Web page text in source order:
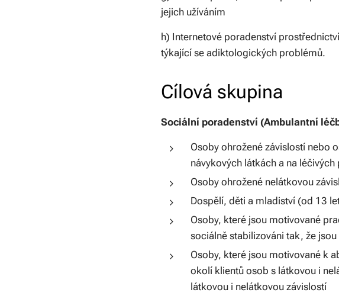
jejich užíváním
h) Internetové poradenství
týkající se adiktologických problémů.
Cílová skupina
Sociální poradenství (Ambulantní
Osoby ohrožené závislostí nebo
návykových látkách a na
Osoby ohrožené nelátkovou
Dospělí, děti a mladiství (od 13
Osoby, které jsou motivované
sociálně stabilizováni tak, že
Osoby, které jsou motivované k
okolí klientů osob s látkovou i
látkovou i nelátkovou závislostí